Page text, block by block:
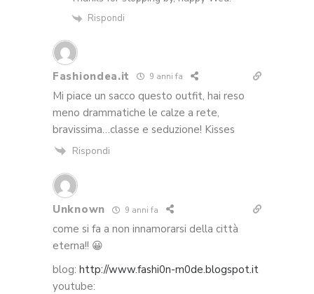
Rispondi
Fashiondea.it 9 anni fa
Mi piace un sacco questo outfit, hai reso
meno drammatiche le calze a rete,
bravissima…classe e seduzione! Kisses
Rispondi
Unknown 9 anni fa
come si fa a non innamorarsi della città
eterna!! 😀
blog: http://www.fashi0n-m0de.blogspot.it
youtube: